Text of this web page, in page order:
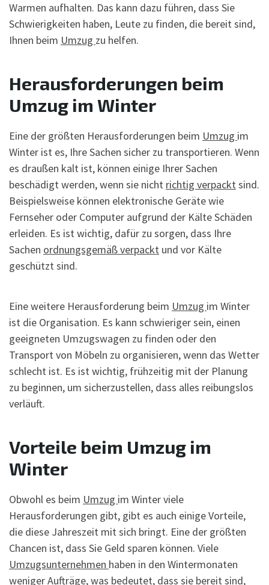
Warmen aufhalten. Das kann dazu führen, dass Sie
Schwierigkeiten haben, Leute zu finden, die bereit sind,
Ihnen beim Umzug zu helfen.
Herausforderungen beim
Umzug im Winter
Eine der größten Herausforderungen beim Umzug im
Winter ist es, Ihre Sachen sicher zu transportieren. Wenn
es draußen kalt ist, können einige Ihrer Sachen
beschädigt werden, wenn sie nicht richtig verpacktsind.
Beispielsweise können elektronische Geräte wie
Fernseher oder Computer aufgrund der Kälte Schäden
erleiden. Es ist wichtig, dafür zu sorgen, dass Ihre
Sachen ordnungsgemäß verpackt und vor Kälte
geschützt sind.
Eine weitere Herausforderung beim Umzug im Winter
ist die Organisation. Es kann schwieriger sein, einen
geeigneten Umzugswagen zu finden oder den
Transport von Möbeln zu organisieren, wenn das Wetter
schlecht ist. Es ist wichtig, frühzeitig mit der Planung
zu beginnen, um sicherzustellen, dass alles reibungslos
verläuft.
Vorteile beim Umzug im
Winter
Obwohl es beim Umzug im Winter viele
Herausforderungen gibt, gibt es auch einige Vorteile,
die diese Jahreszeit mit sich bringt. Eine der größten
Chancen ist, dass Sie Geld sparen können. Viele
Umzugsunternehmen haben in den Wintermonaten
weniger Aufträge, was bedeutet, dass sie bereit sind,